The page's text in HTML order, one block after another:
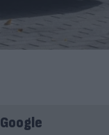
Google